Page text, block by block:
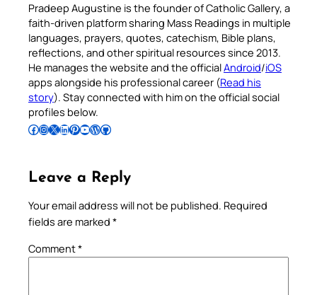
Pradeep Augustine is the founder of Catholic Gallery, a
faith-driven platform sharing Mass Readings in multiple
languages, prayers, quotes, catechism, Bible plans,
reflections, and other spiritual resources since 2013.
He manages the website and the officialAndroid/iOS
apps alongside his professional career (Read his
story). Stay connected with him on the official social
profiles below.
Follow Pradeep on Facebook Follow Pradeep on InstagramFollow Pradeep on X Follow Pradeep on LinkedIn Follow Pradeep on Pinterest Subscribe to Pradeep’s Youtube Channel Follow Pradeep on WordPress Follow Pradeep on GitHub
Leave a Reply
Your email address will not be published. Required
fields are marked *
Comment*